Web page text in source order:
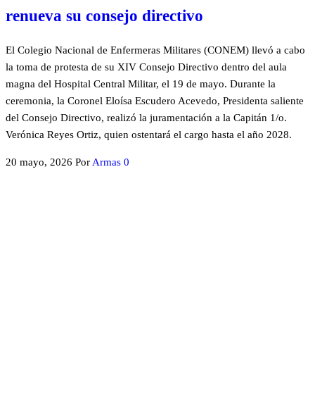
renueva su consejo directivo
El Colegio Nacional de Enfermeras Militares (CONEM) llevó a cabo
la toma de protesta de su XIV Consejo Directivo dentro del aula
magna del Hospital Central Militar, el 19 de mayo. Durante la
ceremonia, la Coronel Eloísa Escudero Acevedo, Presidenta saliente
del Consejo Directivo, realizó la juramentación a la Capitán 1/o.
Verónica Reyes Ortiz, quien ostentará el cargo hasta el año 2028.
20 mayo, 2026 PorArmas 0